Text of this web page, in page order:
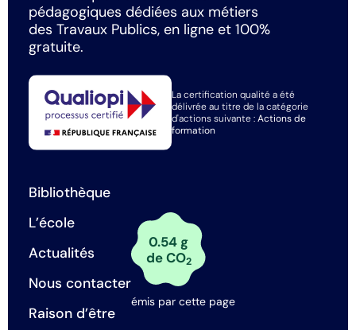
pédagogiques dédiées aux métiers
des Travaux Publics, en ligne et 100%
gratuite.
La certification qualité a été
délivrée au titre de la catégorie
d'actions suivante :Actions de
formation
Bibliothèque
L’école
Actualités
Nous contacter
Raison d’être
0.54 g
de CO2
émis par cette page